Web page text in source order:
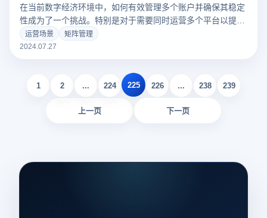
在当前数字经济环境中，如何有效管理多个账户并确保其稳定
性成为了一个挑战。特别是对于需要同时运营多个平台以提高
利润的高级用户而言，采用有效的矩阵管理助手是必不可少
的。
运营场景
矩阵管理
2024.07.27
上一页
1 2 ... 224 225 226 ... 238 239
下一页